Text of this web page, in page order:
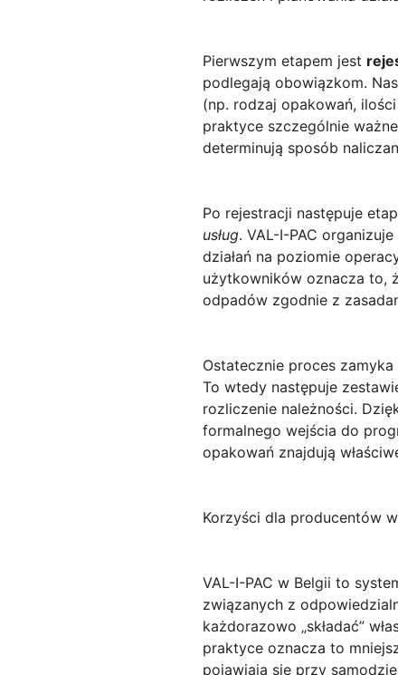
Pierwszym etapem jest
podlegają obowiązkom.
(np. rodzaj opakowań,
praktyce szczególnie
determinują sposób
Po rejestracji następuje
usług. VAL-I-PAC
działań na poziomie
użytkowników oznacza to,
odpadów zgodnie z
Ostatecznie proces
To wtedy następuje
rozliczenie należności.
formalnego wejścia do
opakowań znajdują
Korzyści dla producentów
VAL-I-PAC w Belgii to
związanych z
każdorazowo „składać”
praktyce oznacza to
pojawiają się przy